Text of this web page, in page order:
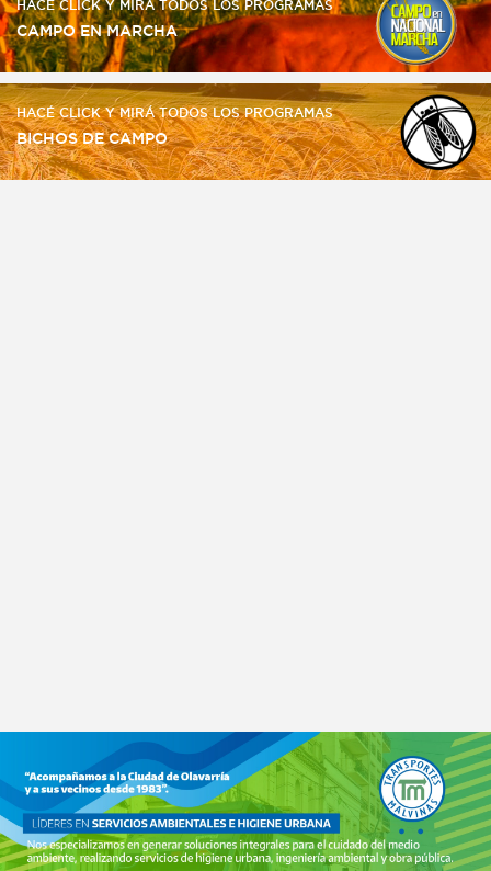
HACÉ CLICK Y MIRÁ TODOS LOS PROGRAMAS
CAMPO EN MARCHA
HACÉ CLICK Y MIRÁ TODOS LOS PROGRAMAS
BICHOS DE CAMPO